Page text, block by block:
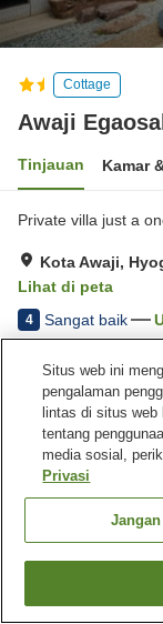
Cottage
Awaji
Tinjauan Kamar
Private villa just a
Kota Awaji,
Lihat di peta
4 Sangat baik
Fasilitas properti
Tempat parkir
Beranda Jepang
Awaji Egaosakuie
Situs web ini
pengalaman
lintas di situs
tentang
media sosial,
Privasi